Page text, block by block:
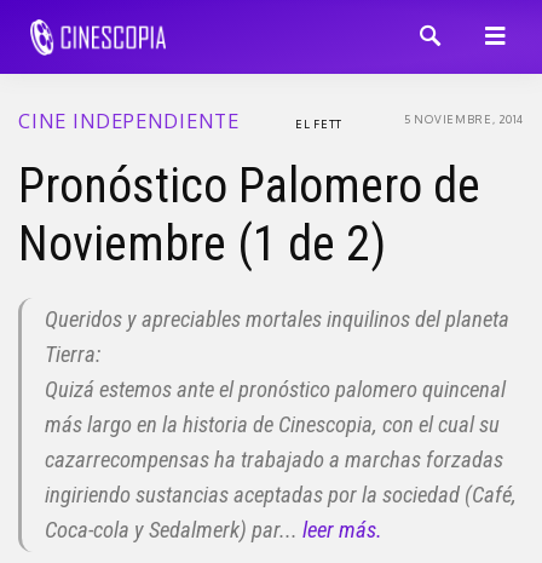
CINE INDEPENDIENTE 5 NOVIEMBRE, 2014
EL FETT
Pronóstico Palomero de
Noviembre (1 de 2)
Queridos y apreciables mortales inquilinos del planeta
Tierra:
Quizá estemos ante el pronóstico palomero quincenal
más largo en la historia de Cinescopia, con el cual su
cazarrecompensas ha trabajado a marchas forzadas
ingiriendo sustancias aceptadas por la sociedad (Café,
Coca-cola y Sedalmerk) par... leer más.